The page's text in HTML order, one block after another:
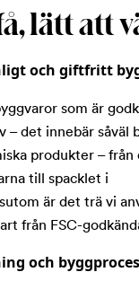
lätt att
och giftfritt
som är
– det innebär såväl
produkter – från
till spacklet i
är det trä vi
från FSC-
och